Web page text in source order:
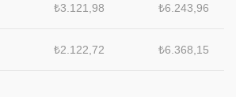
₺3.121,98 ₺6.243,96
₺2.122,72 ₺6.368,15